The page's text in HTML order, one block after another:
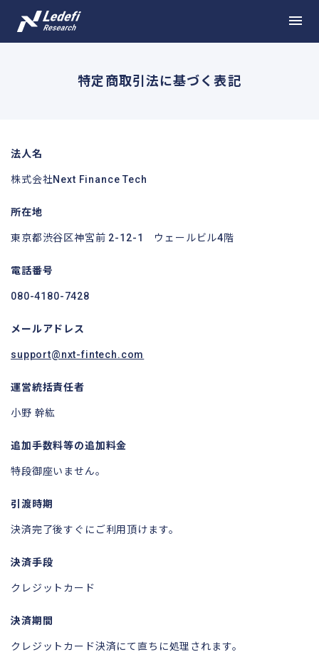
特定商取引法に基づく表記
法人名
株式会社Next Finance Tech
所在地
東京都渋谷区神宮前 2-12-1 ウェールビル4階
電話番号
080-4180-7428
メールアドレス
support@nxt-fintech.com
運営統括責任者
小野 幹紘
追加手数料等の追加料金
特段御座いません。
引渡時期
決済完了後すぐにご利用頂けます。
決済手段
クレジットカード
決済期間
クレジットカード決済にて直ちに処理されます。